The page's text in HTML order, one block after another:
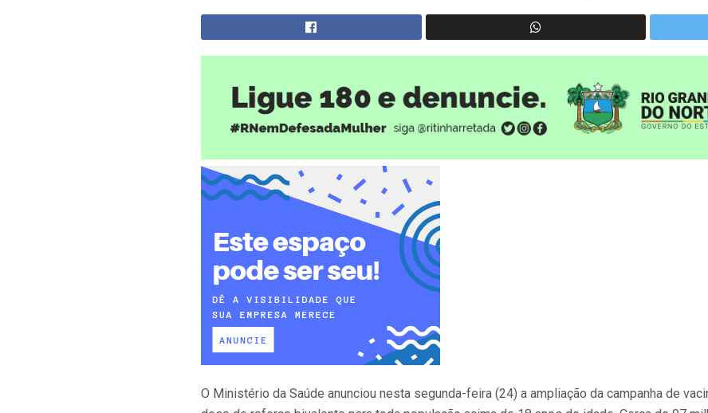
O Ministério da Saúde anunciou nesta segunda-feira (24) a ampliação da campanha de